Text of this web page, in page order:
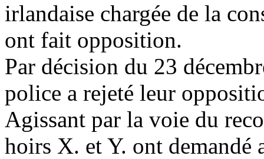
irlandaise chargée de la
ont fait opposition.
Par décision du 23
police a rejeté leur
Agissant par la voie du
hoirs X. et Y. ont demandé